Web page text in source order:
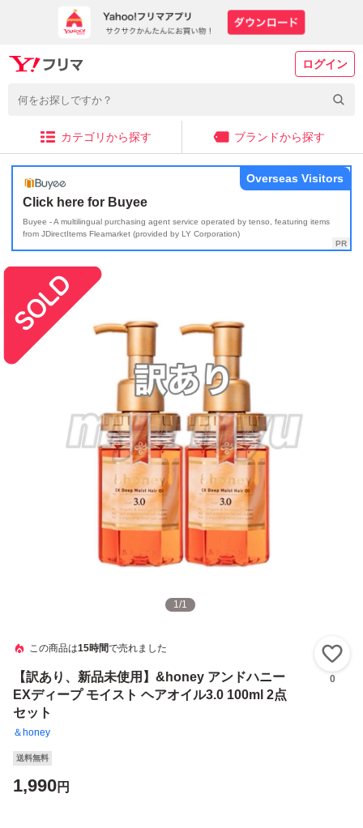
ログイン
カテゴリから探す ブランドから探す
Click here for Buyee
Buyee - A multilingual purchasing agent service operated by tenso, featuring items
from JDirectItems Fleamarket (provided by LY Corporation)
Overseas Visitors
1/1
この商品は15時間で売れました
【訳あり、新品未使用】&honey アンドハニー
EXディープ モイスト ヘアオイル3.0 100ml 2点
セット
＆honey
0
送料無料
1,990円